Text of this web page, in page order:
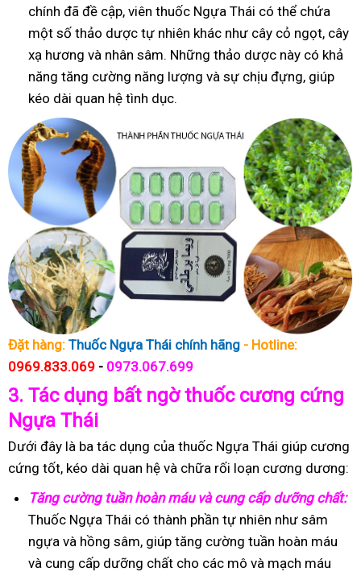
chính đã đề cập, viên thuốc Ngựa Thái có thể chứa
một số thảo dược tự nhiên khác như cây cỏ ngọt, cây
xạ hương và nhân sâm. Những thảo dược này có khả
năng tăng cường năng lượng và sự chịu đựng, giúp
kéo dài quan hệ tình dục.
Đặt hàng: Thuốc Ngựa Thái chính hãng - Hotline:
0969.833.069 - 0973.067.699
3. Tác dụng bất ngờ thuốc cương cứng
Ngựa Thái
Dưới đây là ba tác dụng của thuốc Ngựa Thái giúp cương
cứng tốt, kéo dài quan hệ và chữa rối loạn cương dương:
Tăng cường tuần hoàn máu và cung cấp dưỡng chất:
Thuốc Ngựa Thái có thành phần tự nhiên như sâm
ngựa và hồng sâm, giúp tăng cường tuần hoàn máu
và cung cấp dưỡng chất cho các mô và mạch máu